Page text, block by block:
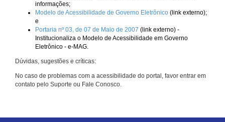
informações;
Modelo de Acessibilidade de Governo Eletrônico (link externo);
e
Portaria nº 03, de 07 de Maio de 2007 (link externo) -
Institucionaliza o Modelo de Acessibilidade em Governo
Eletrônico - e-MAG.
Dúvidas, sugestões e críticas:
No caso de problemas com a acessibilidade do portal, favor entrar em
contato pelo Suporte ou Fale Conosco.